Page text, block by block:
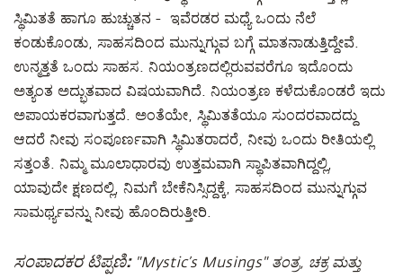
ಸ್ಥಿಮಿತತೆ ಹಾಗೂ ಹುಚ್ಚುತನ - ಇವೆರಡರ ಮಧ್ಯೆ ಒಂದು ನೆಲೆ
ಕಂಡುಕೊಂಡು, ಸಾಹಸದಿಂದ ಮುನ್ನುಗ್ಗುವ ಬಗ್ಗೆ ಮಾತನಾಡುತ್ತಿದ್ದೇವೆ.
ಉನ್ಮತ್ತತೆ ಒಂದು ಸಾಹಸ. ನಿಯಂತ್ರಣದಲ್ಲಿರುವವರೆಗೂ ಇದೊಂದು
ಅತ್ಯಂತ ಅದ್ಭುತವಾದ ವಿಷಯವಾಗಿದೆ. ನಿಯಂತ್ರಣ ಕಳೆದುಕೊಂಡರೆ ಇದು
ಅಪಾಯಕರವಾಗುತ್ತದೆ. ಅಂತೆಯೇ, ಸ್ಥಿಮಿತತೆಯೂ ಸುಂದರವಾದದ್ದು
ಆದರೆ ನೀವು ಸಂಪೂರ್ಣವಾಗಿ ಸ್ಥಿಮಿತರಾದರೆ, ನೀವು ಒಂದು ರೀತಿಯಲ್ಲಿ
ಸತ್ತಂತೆ. ನಿಮ್ಮ ಮೂಲಾಧಾರವು ಉತ್ತಮವಾಗಿ ಸ್ಥಾಪಿತವಾಗಿದ್ದಲ್ಲಿ,
ಯಾವುದೇ ಕ್ಷಣದಲ್ಲಿ, ನಿಮಗೆ ಬೇಕೆನಿಸ್ಸಿದ್ದಕ್ಕೆ, ಸಾಹಸದಿಂದ ಮುನ್ನುಗ್ಗುವ
ಸಾಮರ್ಥ್ಯವನ್ನು ನೀವು ಹೊಂದಿರುತ್ತೀರಿ.
ಸಂಪಾದಕರ ಟಿಪ್ಪಣಿ: "Mystic’s Musings" ತಂತ್ರ, ಚಕ್ರ ಮತ್ತು